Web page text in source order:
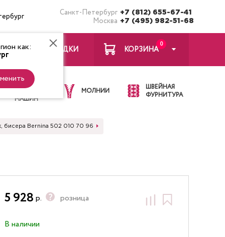
Санкт-Петербург +7 (812) 655-67-41
Москва +7 (495) 982-51-68
как: ЗАКЛАДКИ
0
КОРЗИНА
ИГЛЫ ДЛЯ
ШВЕЙНЫХ
МАШИН
МОЛНИИ
ШВЕЙНАЯ
ФУРНИТУРА
бисера Bernina 502 010 70 96
5 928 р. розница
В наличии